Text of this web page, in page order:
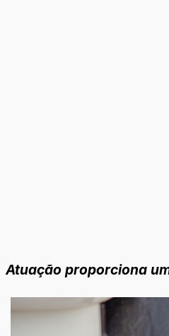
Atuação proporciona